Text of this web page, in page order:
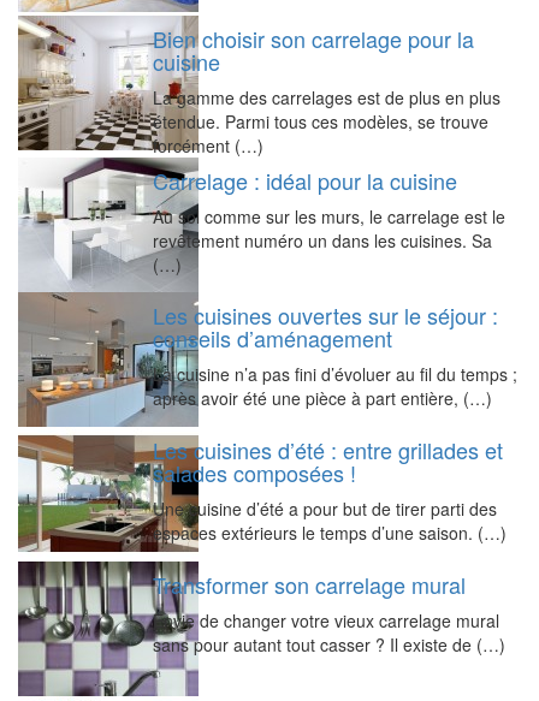
Bien choisir son carrelage pour la
cuisine
La gamme des carrelages est de plus en plus
étendue. Parmi tous ces modèles, se trouve
forcément (…)
Carrelage : idéal pour la cuisine
Au sol comme sur les murs, le carrelage est le
revêtement numéro un dans les cuisines. Sa
(…)
Les cuisines ouvertes sur le séjour :
conseils d’aménagement
La cuisine n’a pas fini d’évoluer au fil du temps ;
après avoir été une pièce à part entière, (…)
Les cuisines d’été : entre grillades et
salades composées !
Une cuisine d’été a pour but de tirer parti des
espaces extérieurs le temps d’une saison. (…)
Transformer son carrelage mural
Envie de changer votre vieux carrelage mural
sans pour autant tout casser ? Il existe de (…)